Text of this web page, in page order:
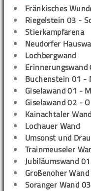
Fränkisches
Riegelstein 03 -
Stierkampfarena
Neudorfer
Lochbergwand
Erinnerungswand
Buchenstein 01 -
Giselawand 01 -
Giselawand 02 -
Kainachtaler Wand
Lochauer Wand
Umsonst und
Trainmeuseler
Jubiläumswand
Großenoher Wand
Soranger Wand